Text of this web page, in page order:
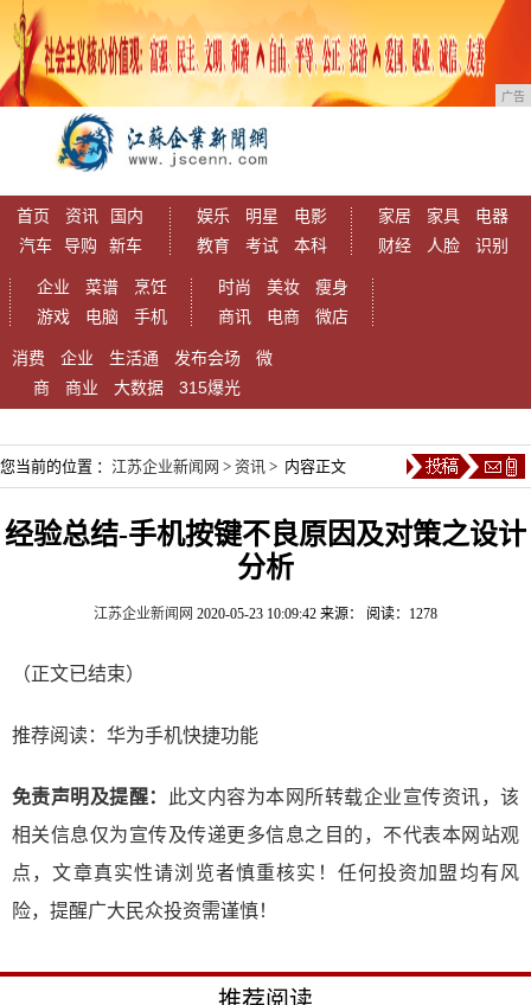
广告
首页 资讯
国内
汽车
导购 新车
娱乐 明星
电影
教育
考试 本科
家居 家具
电器
财经
人脸 识别
企业 菜谱
烹饪
游戏
电脑 手机
时尚 美妆
瘦身
商讯
电商 微店
消费 企业 生活通 发布会场
微
商
商业 大数据 315爆光
您当前的位置 ： 江苏企业新闻网 > 资讯 > 内容正文
经验总结-手机按键不良原因及对策之设计
分析
江苏企业新闻网 2020-05-23 10:09:42 来源： 阅读：1278
（正文已结束）
推荐阅读： 华为手机快捷功能
免责声明及提醒：
此文内容为本网所转载企业宣传资讯，该
相关信息仅为宣传及传递更多信息之目的，不代表本网站观
点，文章真实性请浏览者慎重核实！任何投资加盟均有风
险，提醒广大民众投资需谨慎！